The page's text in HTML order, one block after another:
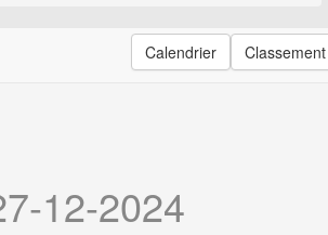
Calendrier Classement
12-2024